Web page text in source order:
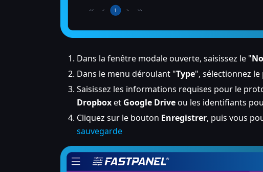
Dans la fenêtre modale ouverte, saisissez le "
Dans le menu déroulant "Type", sélectionnez
Saisissez les informations requises pour le
Dropboxet Google Driveou les identifiants
Cliquez sur le bouton Enregistrer, puis vous
sauvegarde